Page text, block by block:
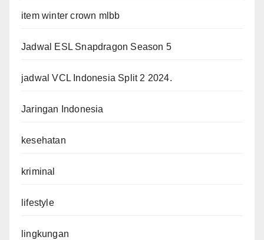
item winter crown mlbb
Jadwal ESL Snapdragon Season 5
jadwal VCL Indonesia Split 2 2024.
Jaringan Indonesia
kesehatan
kriminal
lifestyle
lingkungan